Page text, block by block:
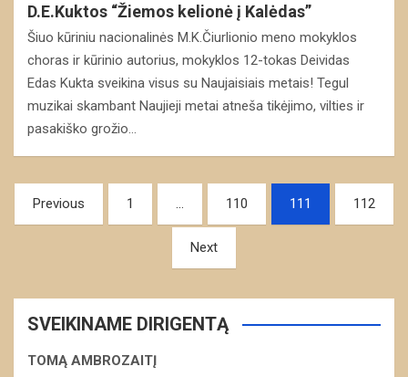
D.E.Kuktos “Žiemos kelionė į Kalėdas”
Šiuo kūriniu nacionalinės M.K.Čiurlionio meno mokyklos
choras ir kūrinio autorius, mokyklos 12-tokas Deividas
Edas Kukta sveikina visus su Naujaisiais metais! Tegul
muzikai skambant Naujieji metai atneša tikėjimo, vilties ir
pasakiško grožio…
Navigacija
tarp
Previous 1 110 111 112
Next
SVEIKINAME DIRIGENTĄ
TOMĄ AMBROZAITĮ